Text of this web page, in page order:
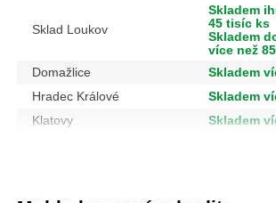
Sklad Loukov
Skladem
45 tisíc ks
Skladem
více než
Domažlice
Skladem
Hradec Králové
Skladem
Klatovy
Skladem